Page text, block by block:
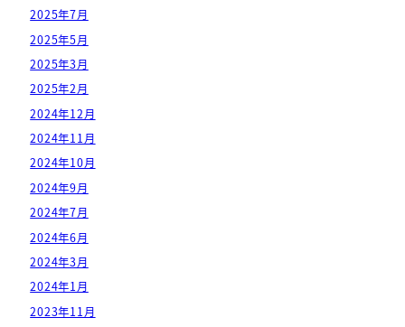
2025年7月
2025年5月
2025年3月
2025年2月
2024年12月
2024年11月
2024年10月
2024年9月
2024年7月
2024年6月
2024年3月
2024年1月
2023年11月